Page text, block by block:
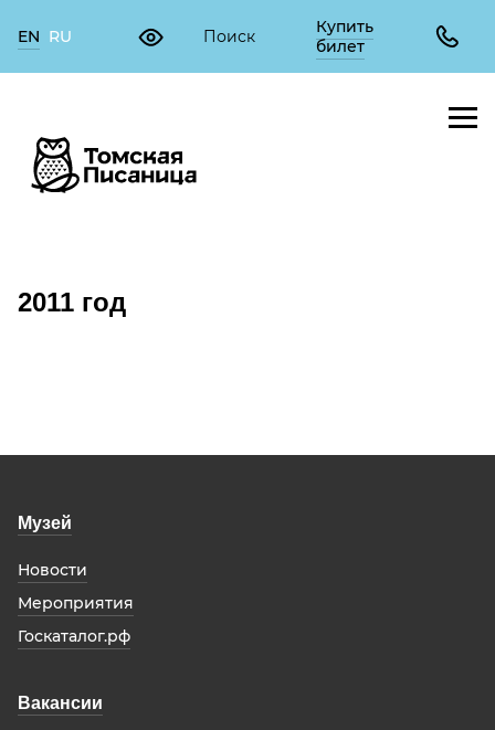
EN RU
Купить
билет
2011 год
Музей
Новости
Мероприятия
Госкаталог.рф
Вакансии